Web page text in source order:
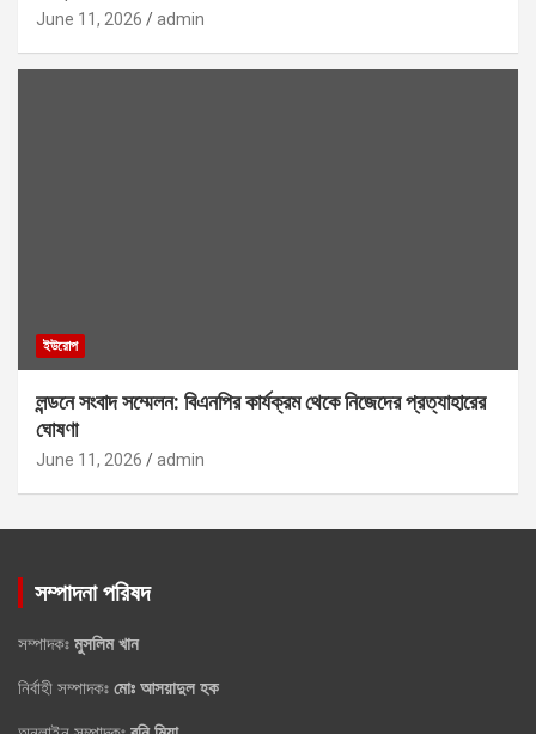
June 11, 2026 admin
ইউরোপ
লন্ডনে সংবাদ সম্মেলন: বিএনপির কার্যক্রম থেকে নিজেদের প্রত্যাহারের
ঘোষণা
June 11, 2026 admin
সম্পাদনা পরিষদ
সম্পাদকঃ মুসলিম খান
নির্বাহী সম্পাদকঃ মোঃ আসয়াদুল হক